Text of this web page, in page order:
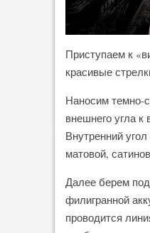
Приступаем к
красивые
Наносим темно-
внешнего угла
Внутренний
матовой,
Далее берем
филигранной
проводится